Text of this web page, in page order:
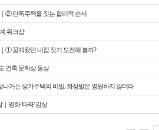
② 단독주택을 짓는 합리적 순서
워크샵
① 꿈꿔왔던 내집 짓기 도전해 볼까?
건축 문화상 동상
가는 상가주택의 비밀, 화장발은 영원하지 않더라
영화 '타짜' 감상